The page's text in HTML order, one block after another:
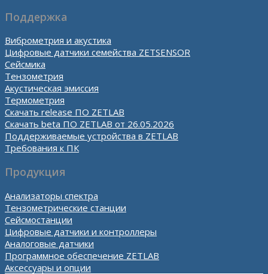
Поддержка
Виброметрия и акустика
Цифровые датчики семейства ZETSENSOR
Сейсмика
Тензометрия
Акустическая эмиссия
Термометрия
Скачать release ПО ZETLAB
Скачать beta ПО ZETLAB от 26.05.2026
Поддерживаемые устройства в ZETLAB
Требования к ПК
Продукция
Анализаторы спектра
Тензометрические станции
Сейсмостанции
Цифровые датчики и контроллеры
Аналоговые датчики
Программное обеспечение ZETLAB
Аксессуары и опции